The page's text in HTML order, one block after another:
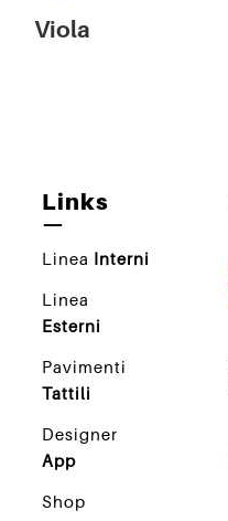
Viola
Links
—
Linea Interni
Linea
Esterni
Pavimenti
Tattili
Designer
App
Shop